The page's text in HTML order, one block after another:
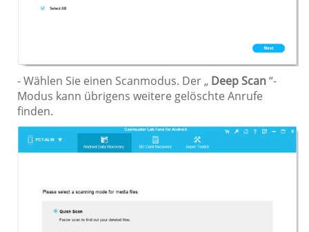
- Wählen Sie einen Scanmodus. Der „ Deep Scan“-
Modus kann übrigens weitere gelöschte Anrufe
finden.